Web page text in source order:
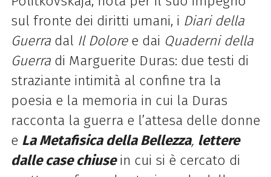
sul fronte dei diritti umani, i Diari della
Guerradal Il Doloree dai Quaderni della
Guerradi Marguerite Duras: due testi di
straziante intimità al confine tra la
poesia e la memoria in cui la Duras
racconta la guerra e l’attesa delle donne
e La Metafisica della Bellezza, lettere
dalle case chiusein cui si è cercato di